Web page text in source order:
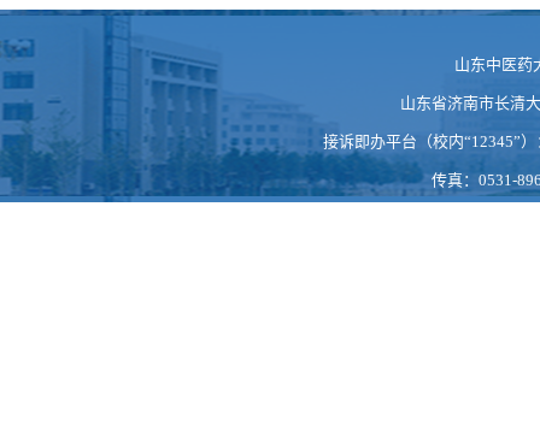
山东中医药
山东省济南市长清
接诉即办平台（校内“12345”
传真：0531-